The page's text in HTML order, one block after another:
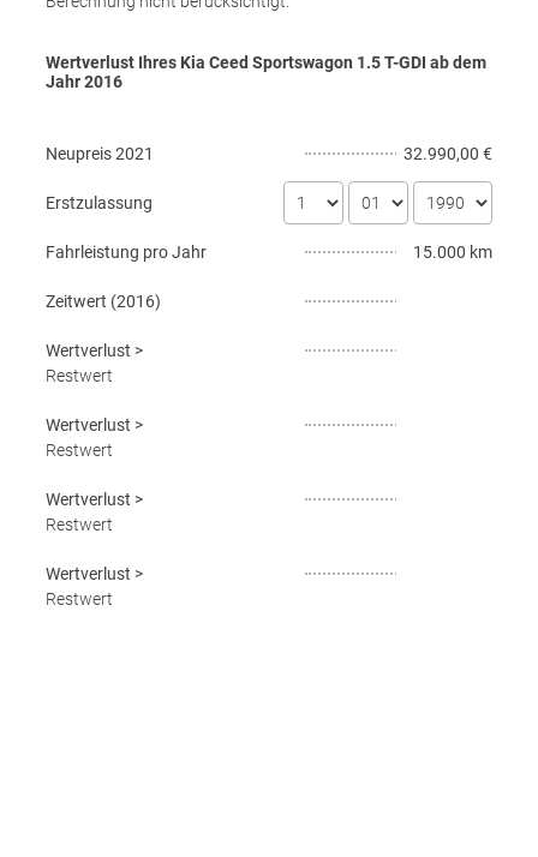
Wertverlust Ihres Kia Ceed Sportswagon 1.5 T-GDI ab dem
Jahr2016
Neupreis2021 32.990,00 €
Erstzulassung
Fahrleistung pro Jahr 15.000 km
Zeitwert (2016)
Wertverlust >
Restwert
Wertverlust >
Restwert
Wertverlust >
Restwert
Wertverlust >
Restwert